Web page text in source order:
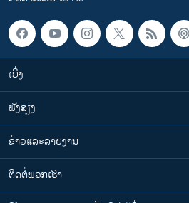
ເບິ່ງ
ຟັງສຽງ
ຂ່າວແລະລາຍງານ
ຕິດຕໍ່ພວກເຮົາ